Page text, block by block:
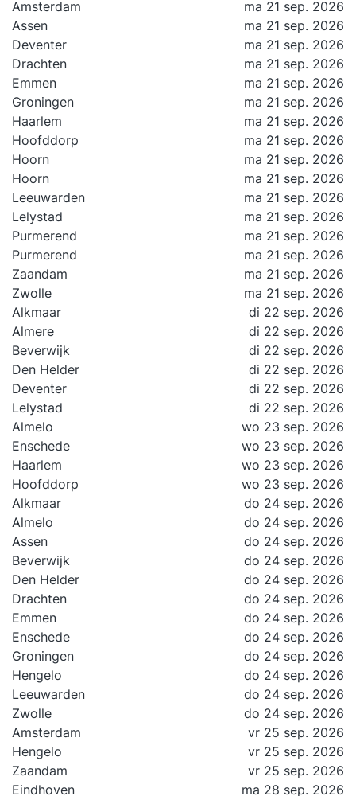
Amsterdam
ma 21 sep. 2026
Assen
ma 21 sep. 2026
Deventer
ma 21 sep. 2026
Drachten
ma 21 sep. 2026
Emmen
ma 21 sep. 2026
Groningen
ma 21 sep. 2026
Haarlem
ma 21 sep. 2026
Hoofddorp
ma 21 sep. 2026
Hoorn
ma 21 sep. 2026
Hoorn
ma 21 sep. 2026
Leeuwarden
ma 21 sep. 2026
Lelystad
ma 21 sep. 2026
Purmerend
ma 21 sep. 2026
Purmerend
ma 21 sep. 2026
Zaandam
ma 21 sep. 2026
Zwolle
ma 21 sep. 2026
Alkmaar
di 22 sep. 2026
Almere
di 22 sep. 2026
Beverwijk
di 22 sep. 2026
Den Helder
di 22 sep. 2026
Deventer
di 22 sep. 2026
Lelystad
di 22 sep. 2026
Almelo
wo 23 sep. 2026
Enschede
wo 23 sep. 2026
Haarlem
wo 23 sep. 2026
Hoofddorp
wo 23 sep. 2026
Alkmaar
do 24 sep. 2026
Almelo
do 24 sep. 2026
Assen
do 24 sep. 2026
Beverwijk
do 24 sep. 2026
Den Helder
do 24 sep. 2026
Drachten
do 24 sep. 2026
Emmen
do 24 sep. 2026
Enschede
do 24 sep. 2026
Groningen
do 24 sep. 2026
Hengelo
do 24 sep. 2026
Leeuwarden
do 24 sep. 2026
Zwolle
do 24 sep. 2026
Amsterdam
vr 25 sep. 2026
Hengelo
vr 25 sep. 2026
Zaandam
vr 25 sep. 2026
Eindhoven
ma 28 sep. 2026